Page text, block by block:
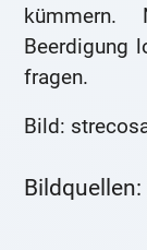
kümmern.
Beerdigung
fragen.
Bild:
Bildquellen: